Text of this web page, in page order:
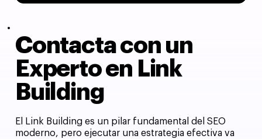
Contacta con un
Experto en Link
Building
El Link Building es un pilar fundamental del SEO
moderno, pero ejecutar una estrategia efectiva va